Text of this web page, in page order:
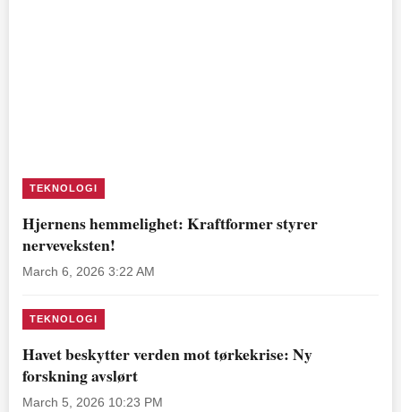
TEKNOLOGI
Hjernens hemmelighet: Kraftformer styrer
nerveveksten!
March 6, 2026 3:22 AM
TEKNOLOGI
Havet beskytter verden mot tørkekrise: Ny
forskning avslørt
March 5, 2026 10:23 PM